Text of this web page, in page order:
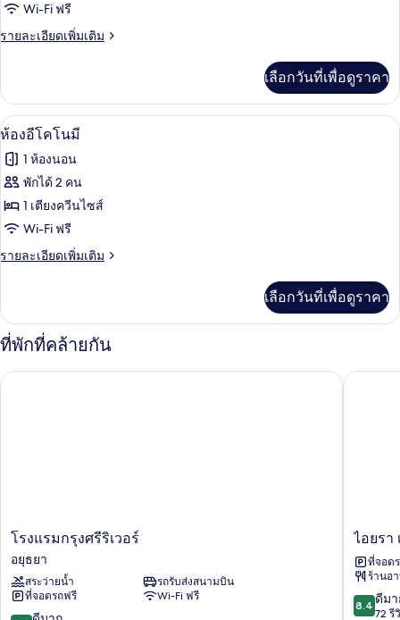
บังกะโล
Wi-Fi ฟรี
รายละเอียดเพิ่มเติม
ราย
เกี่ยว
กับ
บังกะโล
เลือกวันที่เพื่อดูราคา
เปิด
ภาพถ่าย
ทั้งหมด
ของ
ห้อง
อี
โนมี
3
ห้องอีโคโนมี
1 ห้องนอน
พักได้ 2 คน
1 เตียงควีนไซส์
Wi-Fi ฟรี
รายละเอียดเพิ่มเติม
ราย
เกี่ยว
กับ
ห้อง
โค
เลือกวันที่เพื่อดูราคา
ที่พักที่คล้ายกัน
โรงแรม
ศรี
ริ
เวอร์
อยุธยา
โรงแรมกรุงศรีริเวอร์
อยุธยา
สระว่ายน้ำ
รถรับส่งสนามบิน
ที่จอดรถฟรี
Wi-Fi ฟรี
โรงแรมกรุงศรีริเวอร์
ไอยรา
ส์
ไอยรา
ที่จอด
ร้านอ
8.4
จาก
8.4 ดีม
72 รี
ไอยรา เ